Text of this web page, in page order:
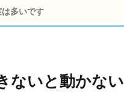
多いです
ないと動かない